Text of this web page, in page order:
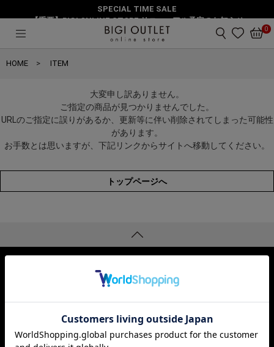
SPECIAL TIME SALE
【重要】BIGI ONLINE STORE リニューアル予定のお知らせ
0
HOME ITEM
大変申し訳ありません。
ご指定の商品が見つかりませんでした。
URLのご指定に誤りがあるか、更新等に伴い削除されてしまった可能性
があります。
お手数とは思いますが、下記リンクからサイトへ移動してください。
トップページへ
ショッピングガイド よくある質問